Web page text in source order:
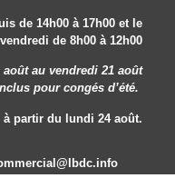
de 14h00 à 17h00 et le
vendredi de 8h00 à 12h00
au vendredi 21 août
pour congés d’été.
partir du lundi 24 août.